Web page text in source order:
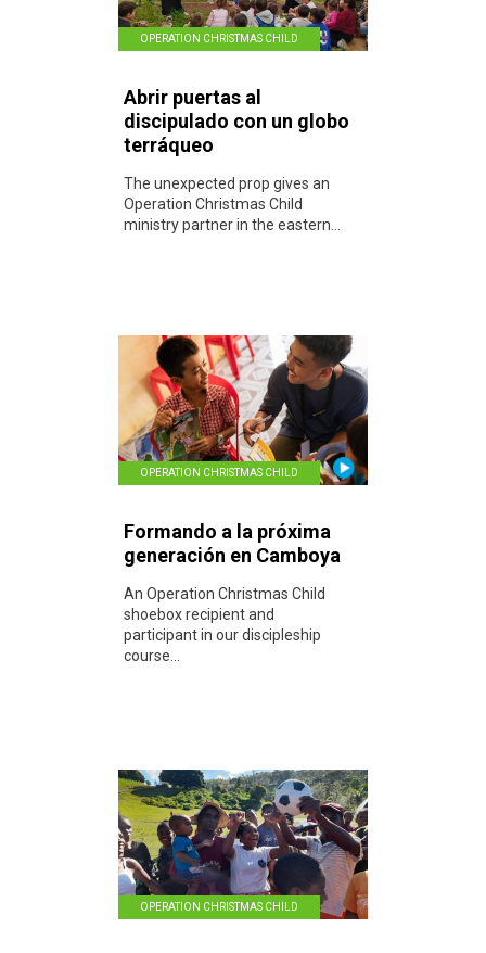
OPERATION CHRISTMAS CHILD
Abrir puertas al
discipulado con un globo
terráqueo
The unexpected prop gives an
Operation Christmas Child
ministry partner in the eastern...
OPERATION CHRISTMAS CHILD
Formando a la próxima
generación en Camboya
An Operation Christmas Child
shoebox recipient and
participant in our discipleship
course...
OPERATION CHRISTMAS CHILD